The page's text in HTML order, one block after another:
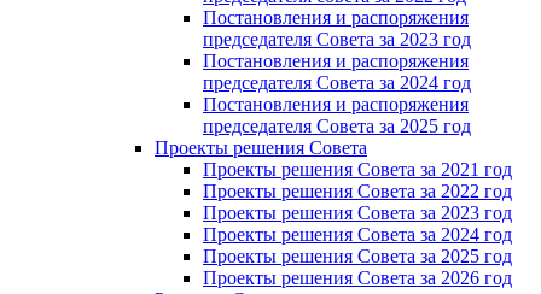
Постановления и распоряжения
председателя Cовета за 2023 год
Постановления и распоряжения
председателя Cовета за 2024 год
Постановления и распоряжения
председателя Cовета за 2025 год
Проекты решения Cовета
Проекты решения Совета за 2021 год
Проекты решения Совета за 2022 год
Проекты решения Cовета за 2023 год
Проекты решения Совета за 2024 год
Проекты решения Совета за 2025 год
Проекты решения Совета за 2026 год